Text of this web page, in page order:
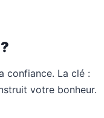
confiance. La clé :
votre bonheur.